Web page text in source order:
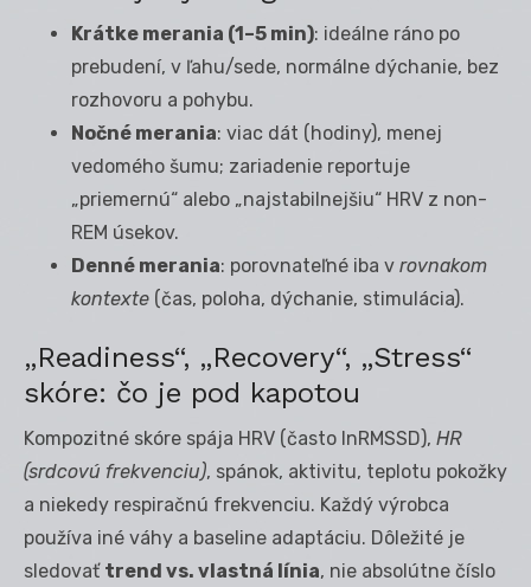
Krátke merania (1–5 min): ideálne ráno po
prebudení, v ľahu/sede, normálne dýchanie, bez
rozhovoru a pohybu.
Nočné merania: viac dát (hodiny), menej
vedomého šumu; zariadenie reportuje
„priemernú“ alebo „najstabilnejšiu“ HRV z non-
REM úsekov.
Denné merania: porovnateľné iba v rovnakom
kontexte (čas, poloha, dýchanie, stimulácia).
„Readiness“, „Recovery“, „Stress“
skóre: čo je pod kapotou
Kompozitné skóre spája HRV (často lnRMSSD), HR
(srdcovú frekvenciu), spánok, aktivitu, teplotu pokožky
a niekedy respiračnú frekvenciu. Každý výrobca
používa iné váhy a baseline adaptáciu. Dôležité je
sledovať trend vs. vlastná línia, nie absolútne číslo